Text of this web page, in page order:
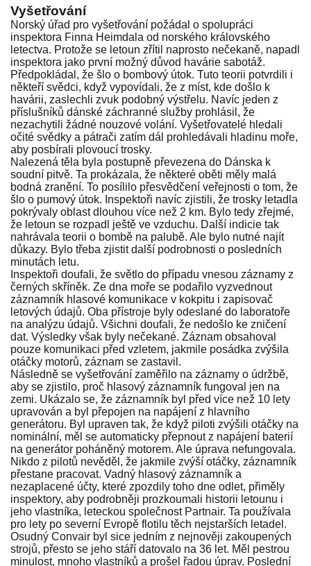
Vyšetřování
Norský úřad pro vyšetřování požádal o spolupráci
inspektora Finna Heimdala od norského královského
letectva. Protože se letoun zřítil naprosto nečekaně, napadl
inspektora jako první možný důvod havárie sabotáž.
Předpokládal, že šlo o bombový útok. Tuto teorii potvrdili i
někteří svědci, když vypovídali, že z míst, kde došlo k
havárii, zaslechli zvuk podobný výstřelu. Navíc jeden z
příslušníků dánské záchranné služby prohlásil, že
nezachytili žádné nouzové volání. Vyšetřovatelé hledali
očité svědky a pátrači zatím dál prohledávali hladinu moře,
aby posbírali plovoucí trosky.
Nalezená těla byla postupně převezena do Dánska k
soudní pitvě. Ta prokázala, že některé oběti měly malá
bodná zranění. To posílilo přesvědčení veřejnosti o tom, že
šlo o pumový útok. Inspektoři navíc zjistili, že trosky letadla
pokrývaly oblast dlouhou více než 2 km. Bylo tedy zřejmé,
že letoun se rozpadl ještě ve vzduchu. Další indicie tak
nahrávala teorii o bombě na palubě. Ale bylo nutné najít
důkazy. Bylo třeba zjistit další podrobnosti o posledních
minutách letu.
Inspektoři doufali, že světlo do případu vnesou záznamy z
černých skříněk. Ze dna moře se podařilo vyzvednout
záznamník hlasové komunikace v kokpitu i zapisovač
letových údajů. Oba přístroje byly odeslané do laboratoře
na analýzu údajů. Všichni doufali, že nedošlo ke zničení
dat. Výsledky však byly nečekané. Záznam obsahoval
pouze komunikaci před vzletem, jakmile posádka zvýšila
otáčky motorů, záznam se zastavil.
Následně se vyšetřování zaměřilo na záznamy o údržbě,
aby se zjistilo, proč hlasový záznamník fungoval jen na
zemi. Ukázalo se, že záznamník byl před více než 10 lety
upravován a byl přepojen na napájení z hlavního
generátoru. Byl upraven tak, že když piloti zvýšili otáčky na
nominální, měl se automaticky přepnout z napájení baterií
na generátor poháněný motorem. Ale úprava nefungovala.
Nikdo z pilotů nevěděl, že jakmile zvýší otáčky, záznamník
přestane pracovat. Vadný hlasový záznamník a
nezaplacené účty, které zpozdily toho dne odlet, přiměly
inspektory, aby podrobněji prozkoumali historii letounu i
jeho vlastníka, leteckou společnost Partnair. Ta používala
pro lety po severní Evropě flotilu těch nejstarších letadel.
Osudný Convair byl sice jedním z nejnověji zakoupených
strojů, přesto se jeho stáří datovalo na 36 let. Měl pestrou
minulost, mnoho vlastníků a prošel řadou úprav. Poslední